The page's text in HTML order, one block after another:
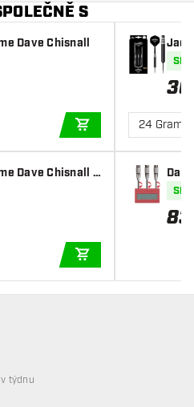
S
Dave Chisnall
PŘIDAT DO KOŠÍKU
Dave Chisnall V
24 Gram
83
servis nedostupný
týdnu